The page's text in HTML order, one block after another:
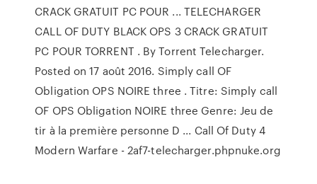
CRACK GRATUIT PC POUR ... TELECHARGER
CALL OF DUTY BLACK OPS 3 CRACK GRATUIT
PC POUR TORRENT . By Torrent Telecharger.
Posted on 17 août 2016. Simply call OF
Obligation OPS NOIRE three . Titre: Simply call
OF OPS Obligation NOIRE three Genre: Jeu de
tir à la première personne D ... Call Of Duty 4
Modern Warfare - 2af7-telecharger.phpnuke.org